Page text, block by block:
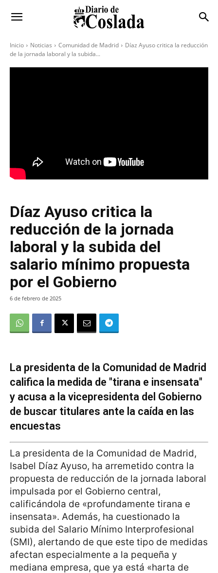
Inicio Noticias Comunidad de Madrid
Díaz Ayuso critica la reducción
de la jornada laboral y la subida...
Díaz Ayuso critica la
reducción de la jornada
laboral y la subida del
salario mínimo propuesta
por el Gobierno
6 de febrero de 2025
La presidenta de la Comunidad de Madrid
califica la medida de "tirana e insensata"
y acusa a la vicepresidenta del Gobierno
de buscar titulares ante la caída en las
encuestas
La presidenta de la Comunidad de Madrid,
Isabel Díaz Ayuso, ha arremetido contra la
propuesta de reducción de la jornada laboral
impulsada por el Gobierno central,
calificándola de «profundamente tirana e
insensata». Además, ha cuestionado la
subida del Salario Mínimo Interprofesional
(SMI), alertando de que este tipo de medidas
afectan especialmente a la pequeña y
mediana empresa, que ya está «harta de